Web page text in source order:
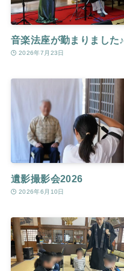
音楽法座が勤まりました♪
2026年7月23日
遺影撮影会2026
2026年6月10日